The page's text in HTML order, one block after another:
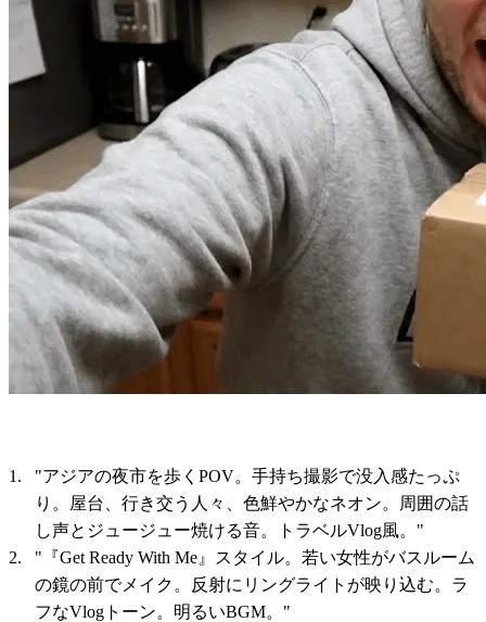
"アジアの夜市を歩くPOV。手持ち撮影で没入感たっぷ
り。屋台、行き交う人々、色鮮やかなネオン。周囲の話
し声とジュージュー焼ける音。トラベルVlog風。"
"『Get Ready With Me』スタイル。若い女性がバスルーム
の鏡の前でメイク。反射にリングライトが映り込む。ラ
フなVlogトーン。明るいBGM。"